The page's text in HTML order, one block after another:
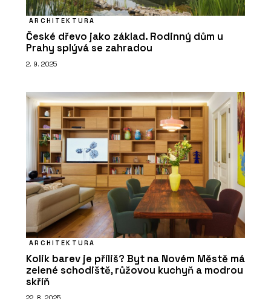
ARCHITEKTURA
České dřevo jako základ. Rodinný dům u
Prahy splývá se zahradou
2. 9. 2025
ARCHITEKTURA
Kolik barev je příliš? Byt na Novém Městě má
zelené schodiště, růžovou kuchyň a modrou
skříň